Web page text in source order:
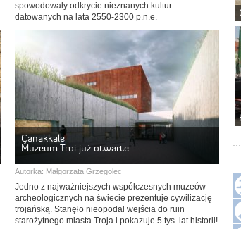
spowodowały odkrycie nieznanych kultur
datowanych na lata 2550-2300 p.n.e.
Çanakkale
Muzeum Troi już otwarte
Autorka: Małgorzata Grzegolec
Jedno z najważniejszych współczesnych muzeów
archeologicznych na świecie prezentuje cywilizację
trojańską. Stanęło nieopodal wejścia do ruin
starożytnego miasta Troja i pokazuje 5 tys. lat historii!